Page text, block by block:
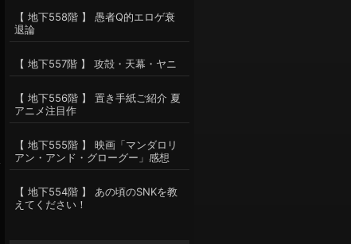
【 地下558階 】 愚者Q的エロゲ衰
退論
【 地下557階 】 攻殻・天幕・ヤニ
【 地下556階 】 置き手紙ご紹介 夏
アニメ注目作
【 地下555階 】 映画「マンダロリ
アン・アンド・グローグー」感想
【 地下554階 】 あの頃のSNKを教
えてください！